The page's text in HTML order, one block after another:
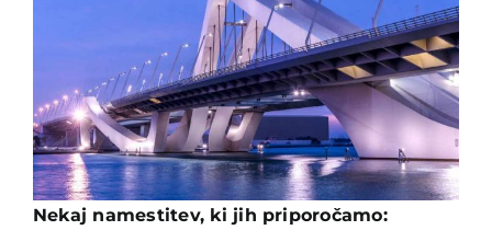
Nekaj namestitev, ki jih priporočamo: